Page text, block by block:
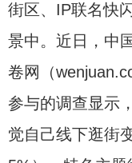
街区、IP联名快
景中。近日，中
卷网（
参与的调查显示
觉自己线下逛街